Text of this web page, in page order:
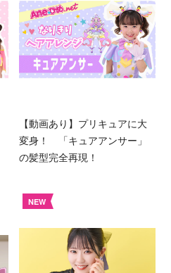
【動画あり】プリキュアに大
変身！ 「キュアアンサー」
の髪型完全再現！
NEW